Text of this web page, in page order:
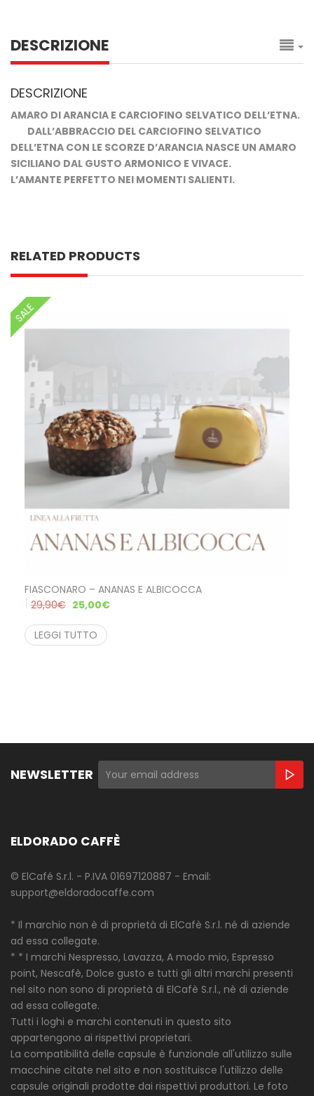
DESCRIZIONE
DESCRIZIONE
AMARO DI ARANCIA E CARCIOFINO SELVATICO DELL’ETNA.
DALL’ABBRACCIO DEL CARCIOFINO SELVATICO
DELL’ETNA CON LE SCORZE D’ARANCIA NASCE UN AMARO
SICILIANO DAL GUSTO ARMONICO E VIVACE.
L’AMANTE PERFETTO NEI MOMENTI SALIENTI.
RELATED PRODUCTS
SALE
FIASCONARO – ANANAS E ALBICOCCA
29,90€ 25,00€
LEGGI TUTTO
NEWSLETTER
ELDORADO CAFFÈ
© ElCafé S.r.l. - P.IVA 01697120887 - Email:
support@eldoradocaffe.com
* Il marchio non è di proprietà di ElCafè S.r.l. né di aziende
ad essa collegate.
* * I marchi Nespresso, Lavazza, A modo mio, Espresso
point, Nescafè, Dolce gusto e tutti gli altri marchi presenti
nel sito non sono di proprietà di ElCafè S.r.l., nè di aziende
ad essa collegate.
Tutti i loghi e marchi contenuti in questo sito
appartengono ai rispettivi proprietari.
La compatibilità delle capsule è funzionale all'utilizzo sulle
macchine citate nel sito e non sostituisce l'utilizzo delle
capsule originali prodotte dai rispettivi produttori. Le foto